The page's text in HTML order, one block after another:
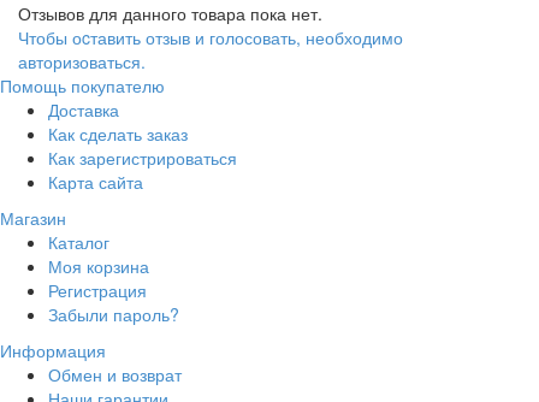
Отзывов для данного товара пока нет.
Чтобы оcтавить отзыв и голосовать, необходимо
авторизоваться.
Помощь покупателю
Доставка
Как сделать заказ
Как зарегистрироваться
Карта сайта
Магазин
Каталог
Моя корзина
Регистрация
Забыли пароль?
Информация
Обмен и возврат